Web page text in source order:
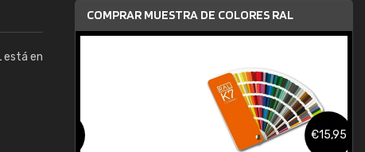
está en
COMPRAR MUESTRA DE COLORES RAL
€15,95